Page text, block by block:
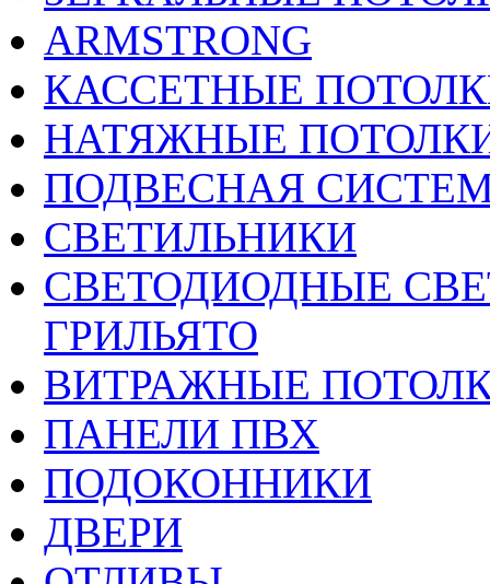
ARMSTRONG
КАССЕТНЫЕ
НАТЯЖНЫЕ
ПОДВЕСНАЯ
СВЕТИЛЬНИКИ
CВЕТОДИОДНЫЕ
ГРИЛЬЯТО
ВИТРАЖНЫЕ
ПАНЕЛИ ПВХ
ПОДОКОННИКИ
ДВЕРИ